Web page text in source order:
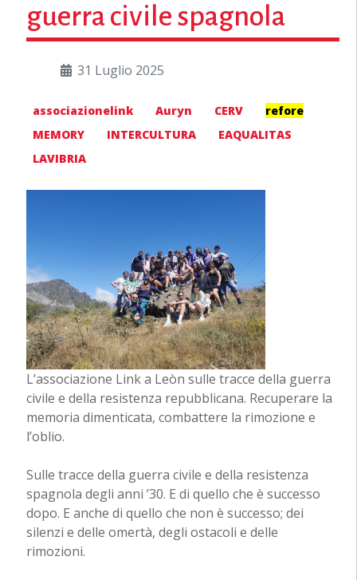
guerra civile spagnola
31 Luglio 2025
associazionelink Auryn CERV
refore
MEMORY
INTERCULTURA
EAQUALITAS
LAVIBRIA
L’associazione Link a Leòn sulle tracce della guerra
civile e della resistenza repubblicana. Recuperare la
memoria dimenticata, combattere la rimozione e
l’oblio.
Sulle tracce della guerra civile e della resistenza
spagnola degli anni ’30. E di quello che è successo
dopo. E anche di quello che non è successo; dei
silenzi e delle omertà, degli ostacoli e delle
rimozioni.